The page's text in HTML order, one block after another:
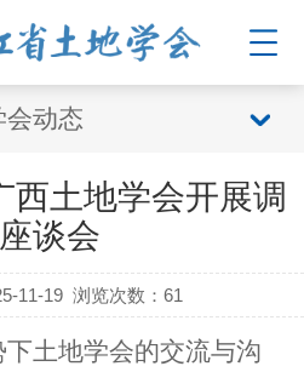
会动态
西土地学会开展调
谈会
11-19 浏览次数：61
土地学会的交流与沟